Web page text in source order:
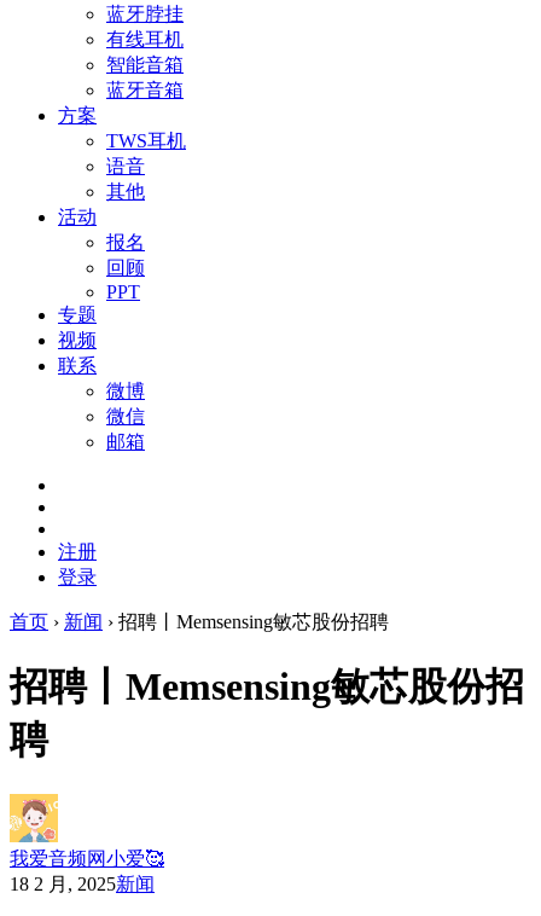
蓝牙脖挂
有线耳机
智能音箱
蓝牙音箱
方案
TWS耳机
语音
其他
活动
报名
回顾
PPT
专题
视频
联系
微博
微信
邮箱
注册
登录
首页 › 新闻 › 招聘丨Memsensing敏芯股份招聘
招聘丨Memsensing敏芯股份招
聘
我爱音频网小爱🥰
18 2 月, 2025新闻